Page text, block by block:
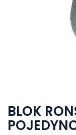
BLOK